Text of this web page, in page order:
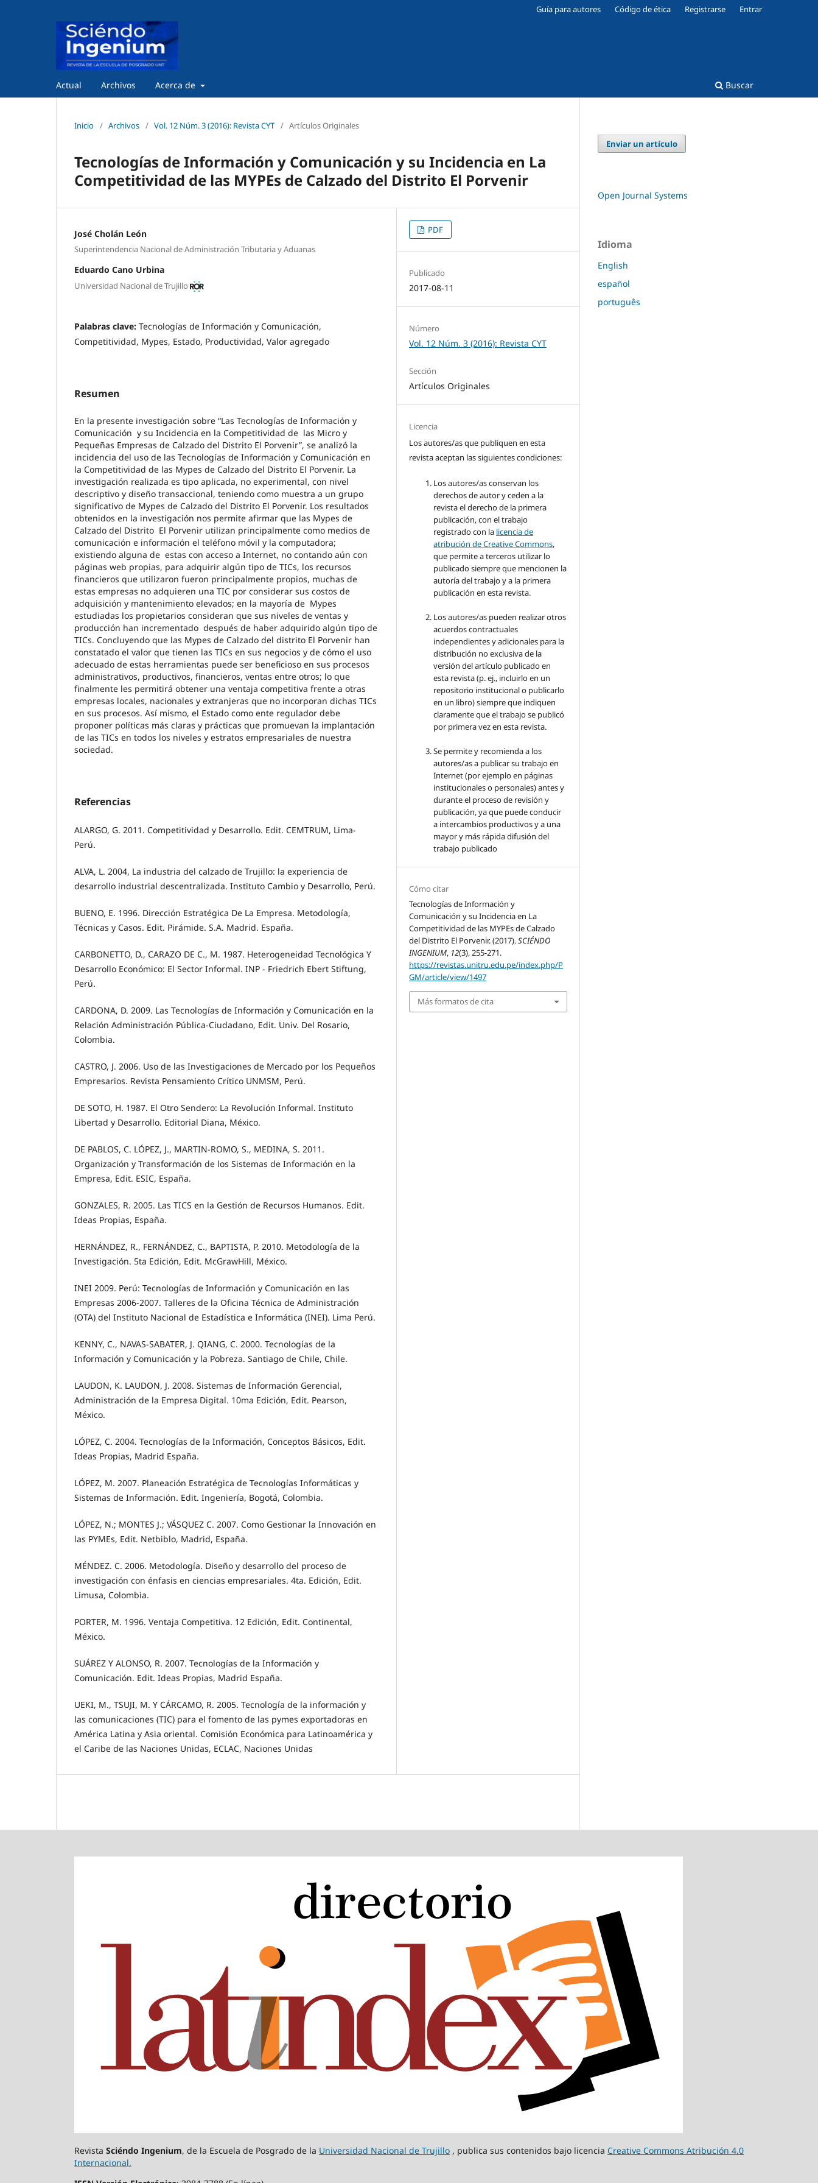
Actual Archivos Acerca de Buscar
Guía para autores Código de ética Registrarse Entrar
Inicio / Archivos / Vol. 12 Núm. 3 (2016): Revista CYT / Artículos Originales
Tecnologías de Información y Comunicación y su Incidencia en La
Competitividad de las MYPEs de Calzado del Distrito El Porvenir
José Cholán León
Superintendencia Nacional de Administración Tributaria y Aduanas
Eduardo Cano Urbina
Universidad Nacional de Trujillo
Palabras clave: Tecnologías de Información y Comunicación,
Competitividad, Mypes, Estado, Productividad, Valor agregado
Resumen
En la presente investigación sobre “Las Tecnologías de Información y
Comunicación y su Incidencia en la Competitividad de las Micro y
Pequeñas Empresas de Calzado del Distrito El Porvenir”, se analizó la
incidencia del uso de las Tecnologías de Información y Comunicación en
la Competitividad de las Mypes de Calzado del Distrito El Porvenir. La
investigación realizada es tipo aplicada, no experimental, con nivel
descriptivo y diseño transaccional, teniendo como muestra a un grupo
significativo de Mypes de Calzado del Distrito El Porvenir. Los resultados
obtenidos en la investigación nos permite afirmar que las Mypes de
Calzado del Distrito El Porvenir utilizan principalmente como medios de
comunicación e información el teléfono móvil y la computadora;
existiendo alguna de estas con acceso a Internet, no contando aún con
páginas web propias, para adquirir algún tipo de TICs, los recursos
financieros que utilizaron fueron principalmente propios, muchas de
estas empresas no adquieren una TIC por considerar sus costos de
adquisición y mantenimiento elevados; en la mayoría de Mypes
estudiadas los propietarios consideran que sus niveles de ventas y
producción han incrementado después de haber adquirido algún tipo de
TICs. Concluyendo que las Mypes de Calzado del distrito El Porvenir han
constatado el valor que tienen las TICs en sus negocios y de cómo el uso
adecuado de estas herramientas puede ser beneficioso en sus procesos
administrativos, productivos, financieros, ventas entre otros; lo que
finalmente les permitirá obtener una ventaja competitiva frente a otras
empresas locales, nacionales y extranjeras que no incorporan dichas TICs
en sus procesos. Así mismo, el Estado como ente regulador debe
proponer políticas más claras y prácticas que promuevan la implantación
de las TICs en todos los niveles y estratos empresariales de nuestra
sociedad.
Referencias
ALARGO, G. 2011. Competitividad y Desarrollo. Edit. CEMTRUM, Lima-
Perú.
ALVA, L. 2004, La industria del calzado de Trujillo: la experiencia de
desarrollo industrial descentralizada. Instituto Cambio y Desarrollo, Perú.
BUENO, E. 1996. Dirección Estratégica De La Empresa. Metodología,
Técnicas y Casos. Edit. Pirámide. S.A. Madrid. España.
CARBONETTO, D., CARAZO DE C., M. 1987. Heterogeneidad Tecnológica Y
Desarrollo Económico: El Sector Informal. INP - Friedrich Ebert Stiftung,
Perú.
CARDONA, D. 2009. Las Tecnologías de Información y Comunicación en la
Relación Administración Pública-Ciudadano, Edit. Univ. Del Rosario,
Colombia.
CASTRO, J. 2006. Uso de las Investigaciones de Mercado por los Pequeños
Empresarios. Revista Pensamiento Crítico UNMSM, Perú.
DE SOTO, H. 1987. El Otro Sendero: La Revolución Informal. Instituto
Libertad y Desarrollo. Editorial Diana, México.
DE PABLOS, C. LÓPEZ, J., MARTIN-ROMO, S., MEDINA, S. 2011.
Organización y Transformación de los Sistemas de Información en la
Empresa, Edit. ESIC, España.
GONZALES, R. 2005. Las TICS en la Gestión de Recursos Humanos. Edit.
Ideas Propias, España.
HERNÁNDEZ, R., FERNÁNDEZ, C., BAPTISTA, P. 2010. Metodología de la
Investigación. 5ta Edición, Edit. McGrawHill, México.
INEI 2009. Perú: Tecnologías de Información y Comunicación en las
Empresas 2006-2007. Talleres de la Oficina Técnica de Administración
(OTA) del Instituto Nacional de Estadística e Informática (INEI). Lima Perú.
KENNY, C., NAVAS-SABATER, J. QIANG, C. 2000. Tecnologías de la
Información y Comunicación y la Pobreza. Santiago de Chile, Chile.
LAUDON, K. LAUDON, J. 2008. Sistemas de Información Gerencial,
Administración de la Empresa Digital. 10ma Edición, Edit. Pearson,
México.
LÓPEZ, C. 2004. Tecnologías de la Información, Conceptos Básicos, Edit.
Ideas Propias, Madrid España.
LÓPEZ, M. 2007. Planeación Estratégica de Tecnologías Informáticas y
Sistemas de Información. Edit. Ingeniería, Bogotá, Colombia.
LÓPEZ, N.; MONTES J.; VÁSQUEZ C. 2007. Como Gestionar la Innovación en
las PYMEs, Edit. Netbiblo, Madrid, España.
MÉNDEZ. C. 2006. Metodología. Diseño y desarrollo del proceso de
investigación con énfasis en ciencias empresariales. 4ta. Edición, Edit.
Limusa, Colombia.
PORTER, M. 1996. Ventaja Competitiva. 12 Edición, Edit. Continental,
México.
SUÁREZ Y ALONSO, R. 2007. Tecnologías de la Información y
Comunicación. Edit. Ideas Propias, Madrid España.
UEKI, M., TSUJI, M. Y CÁRCAMO, R. 2005. Tecnología de la información y
las comunicaciones (TIC) para el fomento de las pymes exportadoras en
América Latina y Asia oriental. Comisión Económica para Latinoamérica y
el Caribe de las Naciones Unidas, ECLAC, Naciones Unidas
PDF
Publicado
2017-08-11
Número
Vol. 12 Núm. 3 (2016): Revista CYT
Sección
Artículos Originales
Licencia
Los autores/as que publiquen en esta
revista aceptan las siguientes condiciones:
Los autores/as conservan los
derechos de autor y ceden a la
revista el derecho de la primera
publicación, con el trabajo
registrado con la licencia de
atribución de Creative Commons,
que permite a terceros utilizar lo
publicado siempre que mencionen la
autoría del trabajo y a la primera
publicación en esta revista.
Los autores/as pueden realizar otros
acuerdos contractuales
independientes y adicionales para la
distribución no exclusiva de la
versión del artículo publicado en
esta revista (p. ej., incluirlo en un
repositorio institucional o publicarlo
en un libro) siempre que indiquen
claramente que el trabajo se publicó
por primera vez en esta revista.
Se permite y recomienda a los
autores/as a publicar su trabajo en
Internet (por ejemplo en páginas
institucionales o personales) antes y
durante el proceso de revisión y
publicación, ya que puede conducir
a intercambios productivos y a una
mayor y más rápida difusión del
trabajo publicado
Cómo citar
Tecnologías de Información y
Comunicación y su Incidencia en La
Competitividad de las MYPEs de Calzado
del Distrito El Porvenir. (2017).SCIÉNDO
INGENIUM, 12(3), 255-271.
https://revistas.unitru.edu.pe/index.php/P
GM/article/view/1497
Más formatos de cita
Enviar un artículo
Open Journal Systems
Idioma
English
español
português
Revista Sciéndo Ingenium, de la Escuela de Posgrado de la Universidad Nacional de Trujillo , publica sus contenidos bajo licencia Creative Commons Atribución 4.0
Internacional.